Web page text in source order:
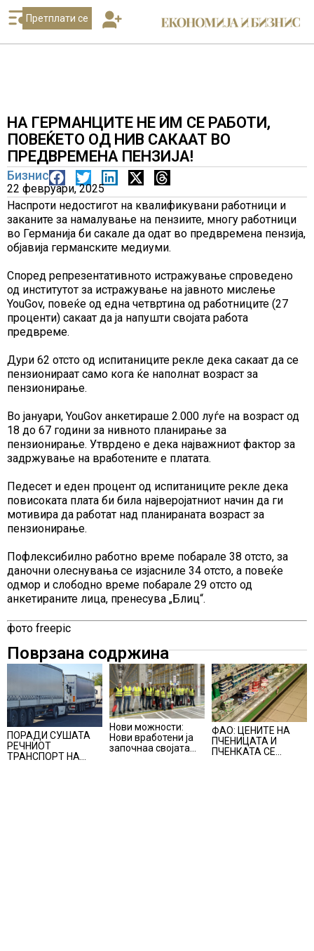
Претплати се
НА ГЕРМАНЦИТЕ НЕ ИМ СЕ РАБОТИ,
ПОВЕЌЕТО ОД НИВ САКААТ ВО
ПРЕДВРЕМЕНА ПЕНЗИЈА!
Бизнис
22 февруари, 2025
Наспроти недостигот на квалификувани работници и
заканите за намалување на пензиите, многу работници
во Германија би сакале да одат во предвремена пензија,
објавија германските медиуми.
Според репрезентативното истражување спроведено
од институтот за истражување на јавното мислење
YouGov, повеќе од една четвртина од работниците (27
проценти) сакаат да ја напушти својата работа
предвреме.
Дури 62 отсто од испитаниците рекле дека сакаат да се
пензионираат само кога ќе наполнат возраст за
пензионирање.
Во јануари, YouGov анкетираше 2.000 луѓе на возраст од
18 до 67 години за нивното планирање за
пензионирање. Утврдено е дека најважниот фактор за
задржување на вработените е платата.
Педесет и еден процент од испитаниците рекле дека
повисоката плата би била најверојатниот начин да ги
мотивира да работат над планираната возраст за
пензионирање.
Пофлексибилно работно време побарале 38 отсто, за
даночни олеснувања се изјасниле 34 отсто, а повеќе
одмор и слободно време побарале 29 отсто од
анкетираните лица, пренесува „Блиц“.
фото freepic
Поврзана содржина
ПОРАДИ СУШАТА
РЕЧНИОТ
ТРАНСПОРТ НА
Нови можности:
Нови вработени ја
започнаа својата
ФАО: ЦЕНИТЕ НА
ПЧЕНИЦАТА И
ПЧЕНКАТА СЕ